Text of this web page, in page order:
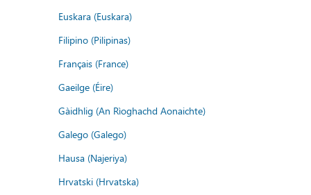
Euskara (Euskara)
Filipino (Pilipinas)
Français (France)
Gaeilge (Éire)
Gàidhlig (An Rìoghachd Aonaichte)
Galego (Galego)
Hausa (Najeriya)
Hrvatski (Hrvatska)